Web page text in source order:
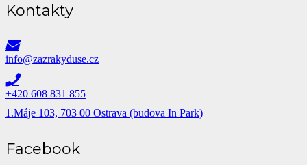
Kontakty
info@zazrakyduse.cz
+420 608 831 855
1.Máje 103, 703 00 Ostrava (budova In Park)
Facebook